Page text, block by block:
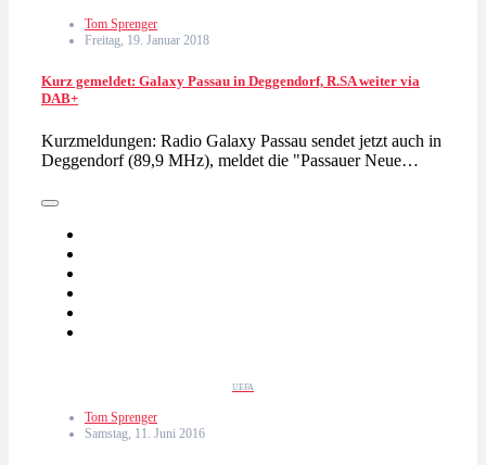
Tom Sprenger
Freitag, 19. Januar 2018
Kurz gemeldet: Galaxy Passau in Deggendorf, R.SA weiter via
DAB+
Kurzmeldungen: Radio Galaxy Passau sendet jetzt auch in
Deggendorf (89,9 MHz), meldet die "Passauer Neue…
UEFA
Tom Sprenger
Samstag, 11. Juni 2016